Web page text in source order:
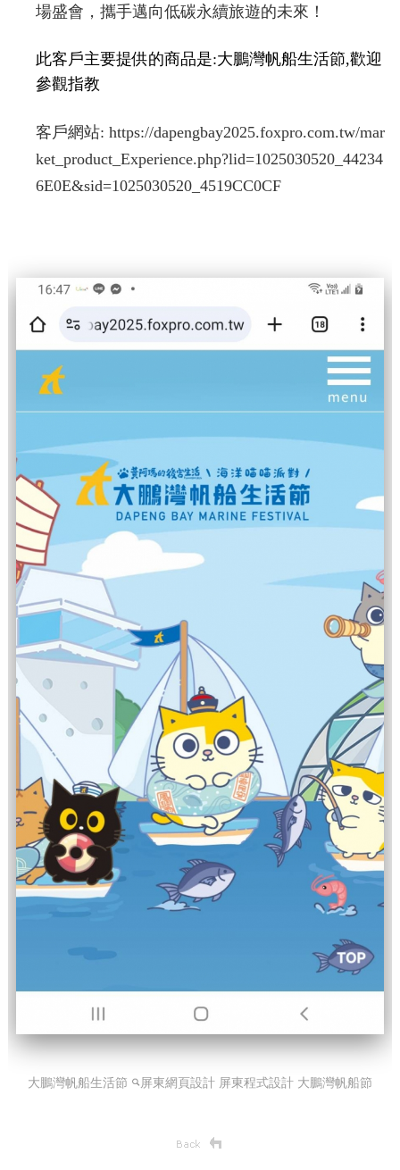
場盛會，攜手邁向低碳永續旅遊的未來！
此客戶主要提供的商品是:大鵬灣帆船生活節,歡迎
參觀指教
客戶網站: https://dapengbay2025.foxpro.com.tw/mar
ket_product_Experience.php?lid=1025030520_44234
6E0E&sid=1025030520_4519CC0CF
大鵬灣帆船生活節 屏東網頁設計 屏東程式設計 大鵬灣帆船節